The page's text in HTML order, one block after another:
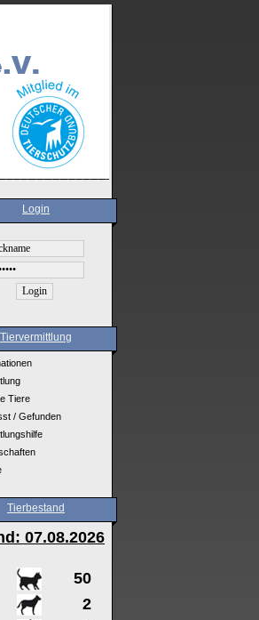
Login
Tiervermittlung
Tiere
/ Gefunden
Tierbestand
07.08.2026
50
2